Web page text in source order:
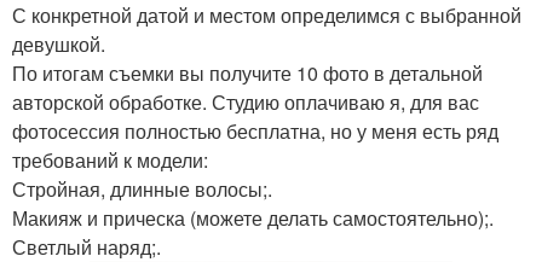
С конкретной датой и местом определимся с выбранной
девушкой.
По итогам съемки вы получите 10 фото в детальной
авторской обработке. Студию оплачиваю я, для вас
фотосессия полностью бесплатна, но у меня есть ряд
требований к модели:
Стройная, длинные волосы;.
Макияж и прическа (можете делать самостоятельно);.
Светлый наряд;.